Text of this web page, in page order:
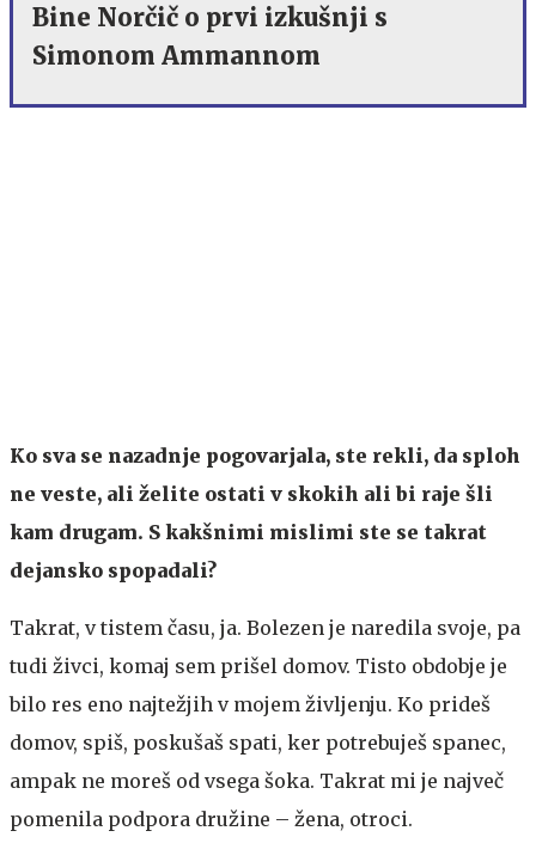
Bine Norčič o prvi izkušnji s
Simonom Ammannom
Ko sva se nazadnje pogovarjala, ste rekli, da sploh
ne veste, ali želite ostati v skokih ali bi raje šli
kam drugam. S kakšnimi mislimi ste se takrat
dejansko spopadali?
Takrat, v tistem času, ja. Bolezen je naredila svoje, pa
tudi živci, komaj sem prišel domov. Tisto obdobje je
bilo res eno najtežjih v mojem življenju. Ko prideš
domov, spiš, poskušaš spati, ker potrebuješ spanec,
ampak ne moreš od vsega šoka. Takrat mi je največ
pomenila podpora družine – žena, otroci.